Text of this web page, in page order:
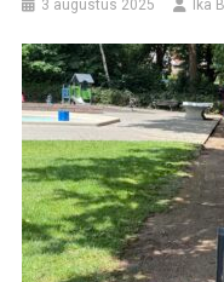
3 augustus 2025 Ika